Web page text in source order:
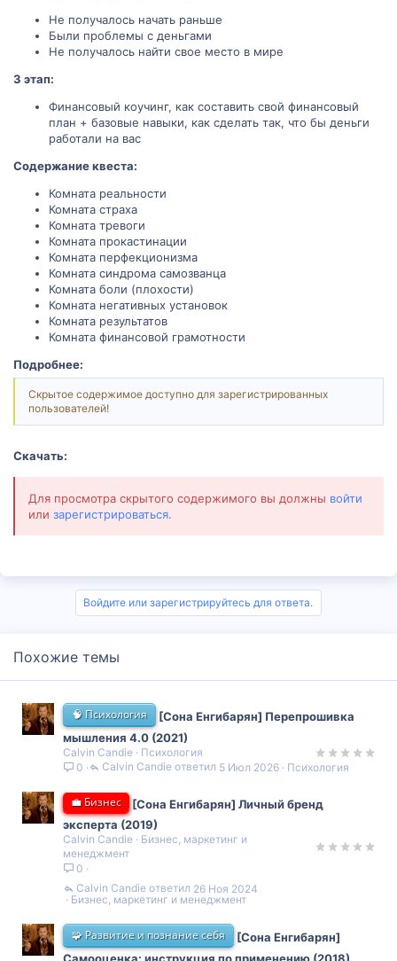
Не получалось начать раньше
Были проблемы с деньгами
Не получалось найти свое место в мире
3 этап:
Финансовый коучинг, как составить свой финансовый
план + базовые навыки, как сделать так, что бы деньги
работали на вас
Содержание квеста:
Комната реальности
Комната страха
Комната тревоги
Комната прокастинации
Комната перфекционизма
Комната синдрома самозванца
Комната боли (плохости)
Комната негативных установок
Комната результатов
Комната финансовой грамотности
Подробнее:
Скрытое содержимое доступно для зарегистрированных
пользователей!
Скачать:
Для просмотра скрытого содержимого вы должны войти
или зарегистрироваться.
Войдите или зарегистрируйтесь для ответа.
Похожие темы
🧠 Психология
[Сона Енгибарян] Перепрошивка
мышления 4.0 (2021)
Calvin Candie
Психология
0
Психология
5 Июл 2026
Calvin Candie
💼 Бизнес
[Сона Енгибарян] Личный бренд
эксперта (2019)
Calvin Candie
Бизнес, маркетинг и
менеджмент
0
Бизнес, маркетинг и менеджмент
26 Ноя 2024
Calvin Candie
🧩 Развитие и познание себя
[Сона Енгибарян]
Самооценка: инструкция по применению (2018)